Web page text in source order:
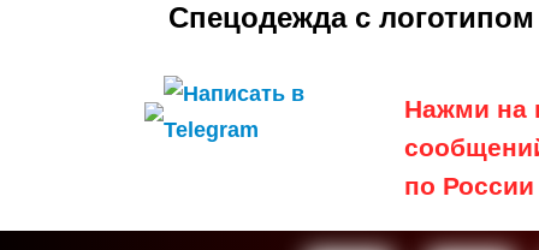
Спецодежда с логотипом
Нажми на
по